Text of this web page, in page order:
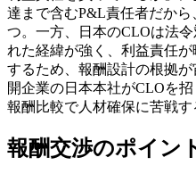
達まで含むP&L責任者だか
つ。一方、日本のCLOは法
れた経緯が強く、利益責任
するため、報酬設計の根拠
開企業の日本本社がCLOを
報酬比較で人材確保に苦戦す
報酬交渉のポイン